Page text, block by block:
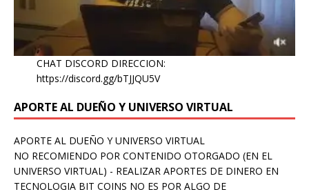
CHAT DISCORD DIRECCION:
https://discord.gg/bTJJQU5V
APORTE AL DUEÑO Y UNIVERSO VIRTUAL
APORTE AL DUEÑO Y UNIVERSO VIRTUAL
NO RECOMIENDO POR CONTENIDO OTORGADO (EN EL
UNIVERSO VIRTUAL) - REALIZAR APORTES DE DINERO EN
TECNOLOGIA BIT COINS NO ES POR ALGO DE